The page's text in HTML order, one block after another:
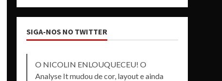
SIGA-NOS NO TWITTER
O NICOLIN ENLOUQUECEU! O
Analyse It mudou de cor, layout e ainda